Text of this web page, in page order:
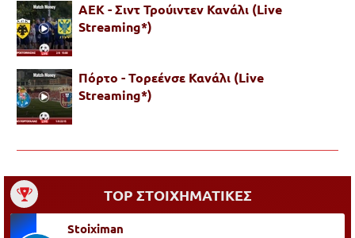
ΑΕΚ - Σιντ Τρούιντεν Κανάλι (Live
Streaming*)
Πόρτο - Τορεένσε Κανάλι (Live
Streaming*)
TOP ΣΤΟΙΧΗΜΑΤΙΚΕΣ
Stoiximan